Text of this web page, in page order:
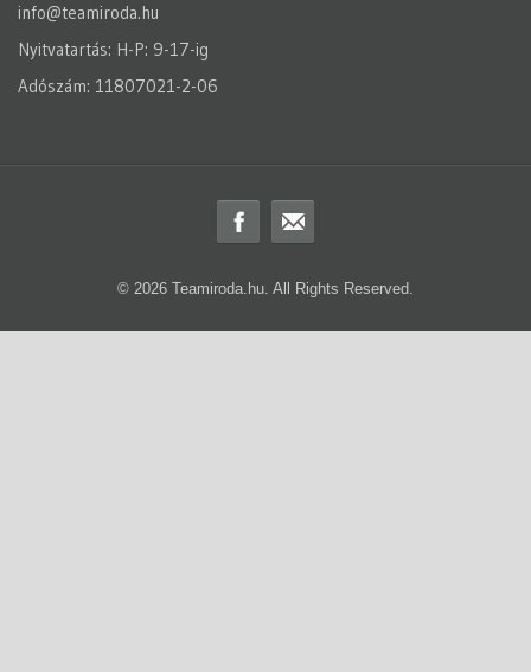
info@teamiroda.hu
Nyitvatartás: H-P: 9-17-ig
Adószám: 11807021-2-06
© 2026 Teamiroda.hu. All Rights Reserved.